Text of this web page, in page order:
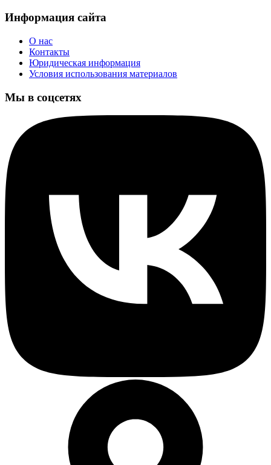
Информация сайта
О нас
Контакты
Юридическая информация
Условия использования материалов
Мы в соцсетях